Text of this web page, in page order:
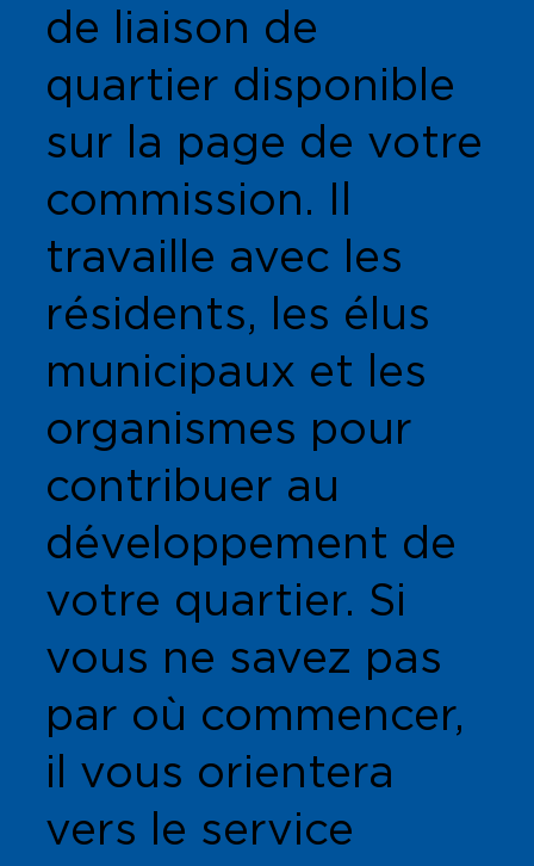
de liaison de
quartier disponible
sur la page de votre
commission. Il
travaille avec les
résidents, les élus
municipaux et les
organismes pour
contribuer au
développement de
votre quartier. Si
vous ne savez pas
par où commencer,
il vous orientera
vers le service